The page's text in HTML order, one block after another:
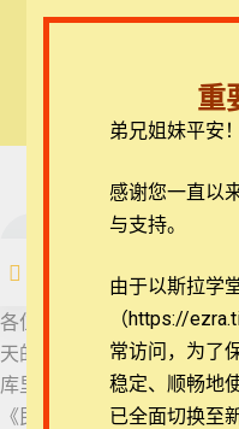
ezrahall@timotai.org
首页 每日读经/灵修
【圣道伴我行】民数
费选课，未注册请先
01_《民数记》1章略
02_《民数记》1章略
03_《民数记》1章略
讲之3
各位家人平安！秋天已往
天的丰收，进入到冬藏的
库里面，也成为我们日用
《民数记》。请听上帝的圣
重
弟兄姐妹平安！
感谢您一直以
与支持。
由于以斯拉学
（https://
常访问， 为了
稳定、顺畅地
已全面切换至
查